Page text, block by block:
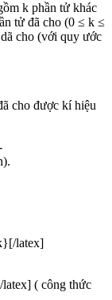
k phần tử khác
tử đã cho (0 ≤ k ≤
cho (với quy ước
cho được kí hiệu
latex]
( công thức